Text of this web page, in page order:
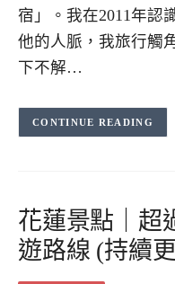
宿」。我在2011年認
他的人脈，我旅行觸
下不解…
CONTINUE READING
花蓮景點｜超
遊路線 (持續